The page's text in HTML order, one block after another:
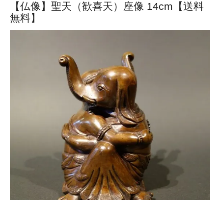
【仏像】聖天（歓喜天）座像 14cm【送料
無料】